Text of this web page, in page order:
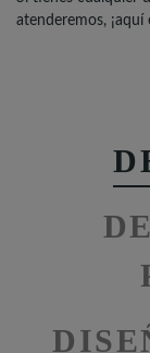
atenderemos, ¡aquí